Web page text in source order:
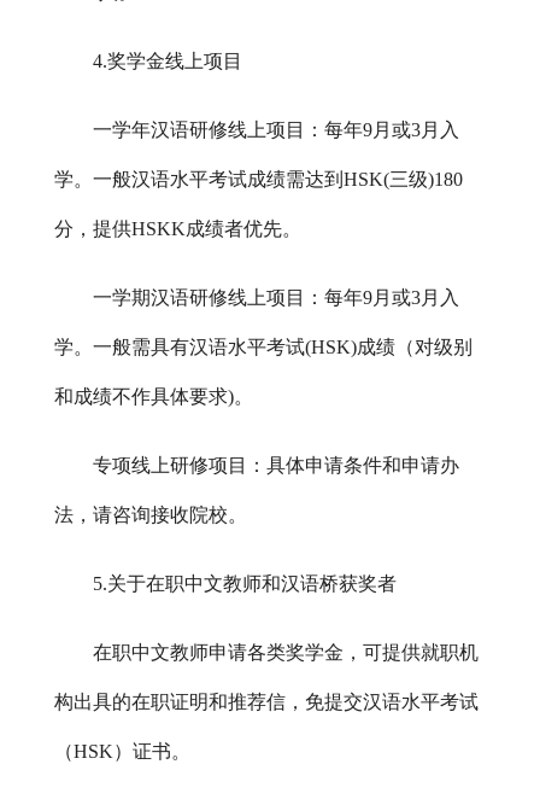
4.奖学金线上项目
一学年汉语研修线上项目：每年9月或3月入
学。一般汉语水平考试成绩需达到HSK(三级)180
分，提供HSKK成绩者优先。
一学期汉语研修线上项目：每年9月或3月入
学。一般需具有汉语水平考试(HSK)成绩（对级别
和成绩不作具体要求)。
专项线上研修项目：具体申请条件和申请办
法，请咨询接收院校。
5.关于在职中文教师和汉语桥获奖者
在职中文教师申请各类奖学金，可提供就职机
构出具的在职证明和推荐信，免提交汉语水平考试
（HSK）证书。